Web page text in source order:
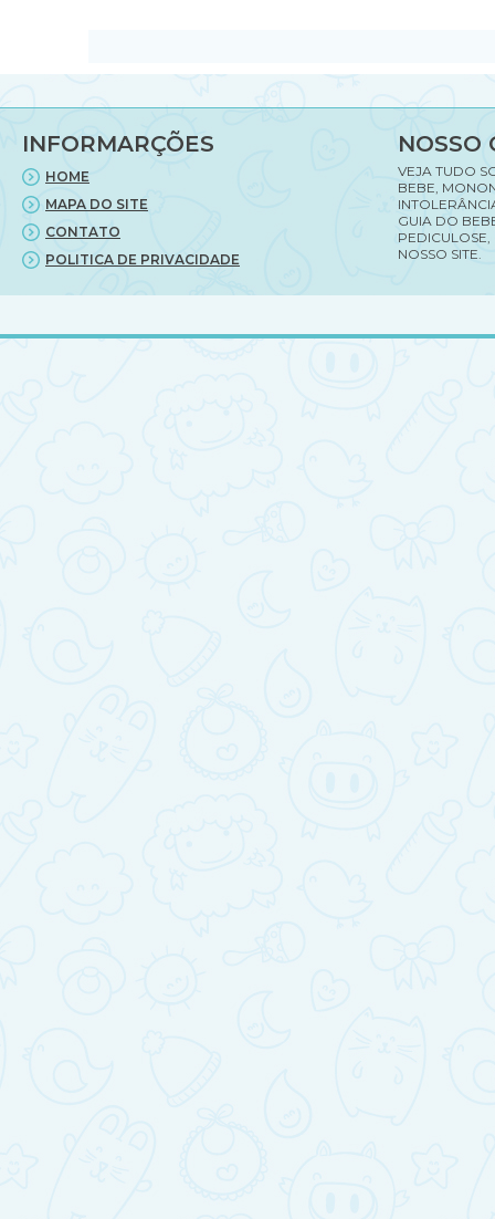
INFORMARÇÕES
HOME
MAPA DO SITE
CONTATO
POLITICA DE PRIVACIDADE
NOSSO
VEJA TUDO
BEBE,
GUIA DO
PEDICULOSE,
NOSSO SITE.